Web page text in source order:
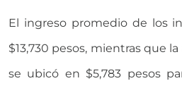
El ingreso promedio de los
$13,730 pesos, mientras que
se ubicó en $5,783 pesos